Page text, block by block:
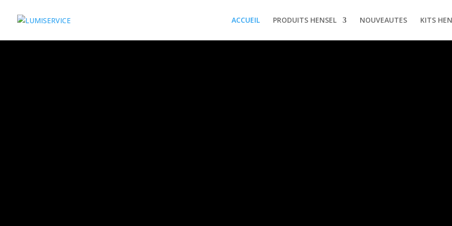
ACCUEIL PRODUITS HENSEL NOUVEAUTES KITS